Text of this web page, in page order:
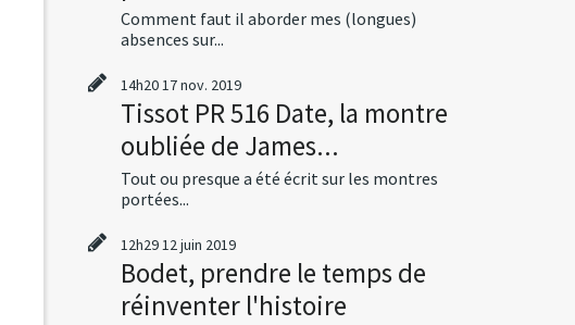
Comment faut il aborder mes (longues)
absences sur...
14h2017nov. 2019
Tissot PR 516 Date, la montre
oubliée de James...
Tout ou presque a été écrit sur les montres
portées...
12h2912juin 2019
Bodet, prendre le temps de
réinventer l'histoire